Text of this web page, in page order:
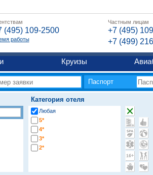
(495) 109-2500
работы
Частным лицам
+7 (495)
+7 (499)
Круизы
Паспорт
Категория отеля
Любая
5*
4*
3*
2*